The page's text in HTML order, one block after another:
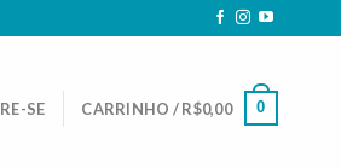
SE CARRINHO /R$0,00 0